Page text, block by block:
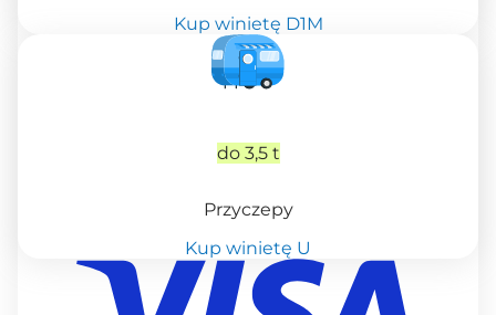
Kup winietę D1M
do 3,5 t
Przyczepy
Kup winietę U